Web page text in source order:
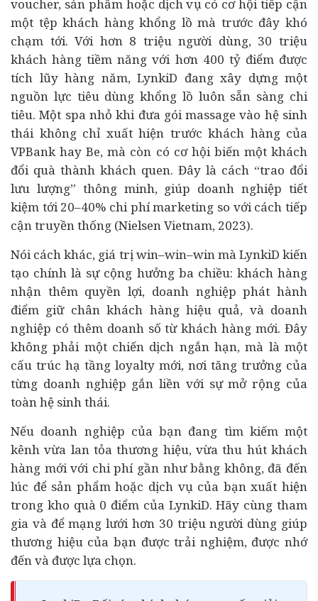
voucher, sản phẩm hoặc dịch vụ có cơ hội tiếp cận
một tệp khách hàng khổng lồ mà trước đây khó
chạm tới. Với hơn 8 triệu người dùng, 30 triệu
khách hàng tiềm năng với hơn 400 tỷ điểm được
tích lũy hàng năm, LynkiD đang xây dựng một
nguồn lực tiêu dùng khổng lồ luôn sẵn sàng chi
tiêu. Một spa nhỏ khi đưa gói massage vào hệ sinh
thái không chỉ xuất hiện trước khách hàng của
VPBank hay Be, mà còn có cơ hội biến một khách
đổi quà thành khách quen. Đây là cách “trao đổi
lưu lượng” thông minh, giúp doanh nghiệp tiết
kiệm tới 20–40% chi phí marketing so với cách tiếp
cận truyền thống (Nielsen Vietnam, 2023).
Nói cách khác, giá trị win–win–win mà LynkiD kiến
tạo chính là sự cộng hưởng ba chiều: khách hàng
nhận thêm quyền lợi, doanh nghiệp phát hành
điểm giữ chân khách hàng hiệu quả, và doanh
nghiệp có thêm doanh số từ khách hàng mới. Đây
không phải một chiến dịch ngắn hạn, mà là một
cấu trúc hạ tầng loyalty mới, nơi tăng trưởng của
từng doanh nghiệp gắn liền với sự mở rộng của
toàn hệ sinh thái.
Nếu doanh nghiệp của bạn đang tìm kiếm một
kênh vừa lan tỏa thương hiệu, vừa thu hút khách
hàng mới với chi phí gần như bằng không, đã đến
lúc để sản phẩm hoặc dịch vụ của bạn xuất hiện
trong kho quà 0 điểm của LynkiD. Hãy cùng tham
gia và để mạng lưới hơn 30 triệu người dùng giúp
thương hiệu của bạn được trải nghiệm, được nhớ
đến và được lựa chọn.